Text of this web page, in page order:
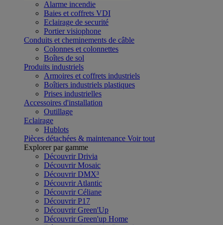
Alarme incendie
Baies et coffrets VDI
Eclairage de securité
Portier visiophone
Conduits et cheminements de câble
Colonnes et colonnettes
Boîtes de sol
Produits industriels
Armoires et coffrets industriels
Boîtiers industriels plastiques
Prises industrielles
Accessoires d'installation
Outillage
Eclairage
Hublots
Pièces détachées & maintenance Voir tout
Explorer par gamme
Découvrir Drivia
Découvrir Mosaic
Découvrir DMX³
Découvrir Atlantic
Découvrir Céliane
Découvrir P17
Découvrir Green'Up
Découvrir Green'up Home